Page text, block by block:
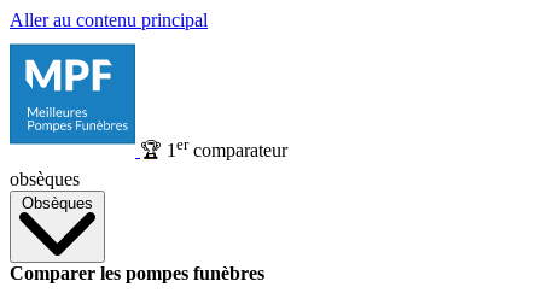
Aller au contenu principal
🏆 1 ercomparateur
obsèques
Obsèques
Comparer les pompes funèbres